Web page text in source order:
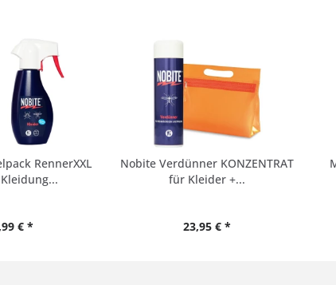
RennerXXL
€ *
Nobite Verdünner KONZENTRAT
für Kleider +...
23,95 € *